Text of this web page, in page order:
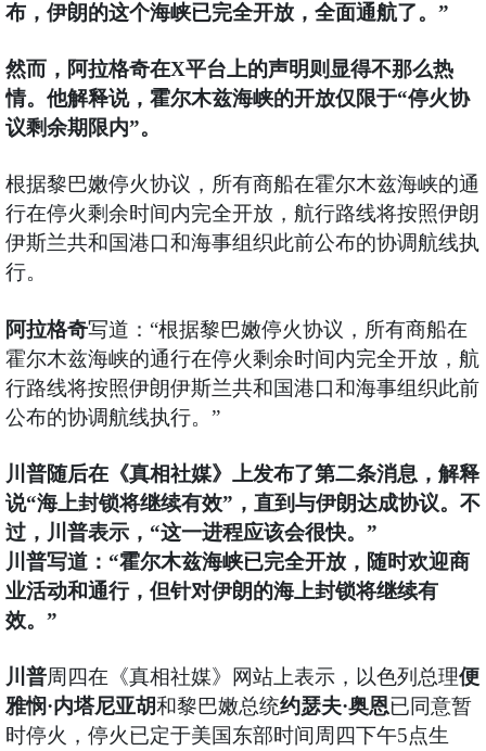
布，伊朗的这个海峡已完全开放，全面通航了。”
然而，阿拉格奇在X平台上的声明则显得不那么热
情。他解释说，霍尔木兹海峡的开放仅限于“停火协
议剩余期限内”。
根据黎巴嫩停火协议，所有商船在霍尔木兹海峡的通
行在停火剩余时间内完全开放，航行路线将按照伊朗
伊斯兰共和国港口和海事组织此前公布的协调航线执
行。
阿拉格奇写道：“根据黎巴嫩停火协议，所有商船在
霍尔木兹海峡的通行在停火剩余时间内完全开放，航
行路线将按照伊朗伊斯兰共和国港口和海事组织此前
公布的协调航线执行。”
川普随后在《真相社媒》上发布了第二条消息，解释
说“海上封锁将继续有效”，直到与伊朗达成协议。不
过，川普表示，“这一进程应该会很快。”
川普写道：“霍尔木兹海峡已完全开放，随时欢迎商
业活动和通行，但针对伊朗的海上封锁将继续有
效。”
川普周四在《真相社媒》网站上表示，以色列总理便
雅悯·内塔尼亚胡和黎巴嫩总统约瑟夫·奥恩已同意暂
时停火，停火已定于美国东部时间周四下午5点生